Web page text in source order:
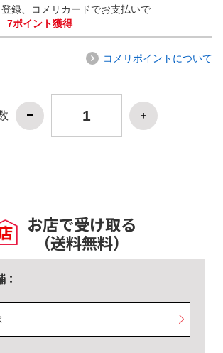
録、コメリカードでお支払いで
7ポイント獲得
コメリポイントについて
お店で受け取る
（送料無料）